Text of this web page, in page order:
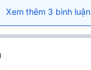
Xem thêm 3 bình luận